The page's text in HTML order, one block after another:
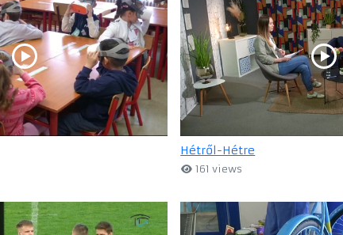
Hétről-Hétre
161 views